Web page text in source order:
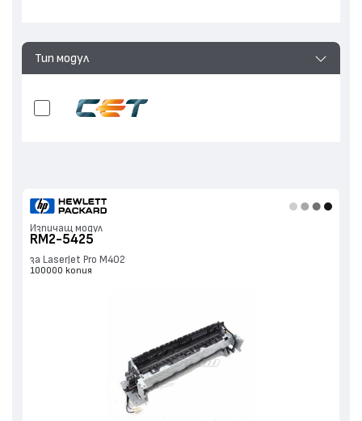
Тип модул
Изпичащ модул
RM2-5425
за LaserJet Pro M402
100000 копия